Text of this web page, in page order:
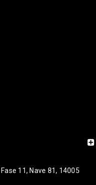
11, Nave 81, 14005